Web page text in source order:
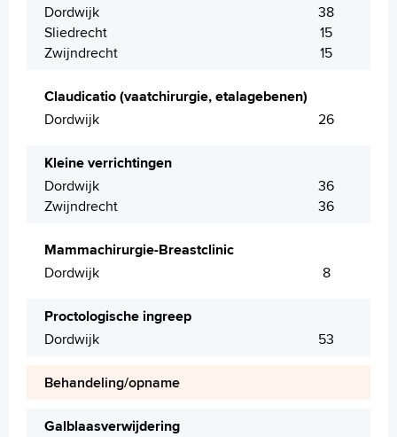
Dordwijk
38
Sliedrecht
15
Zwijndrecht
15
Claudicatio (vaatchirurgie, etalagebenen)
Dordwijk
26
Kleine verrichtingen
Dordwijk
36
Zwijndrecht
36
Mammachirurgie-Breastclinic
Dordwijk
8
Proctologische ingreep
Dordwijk
53
Behandeling/opname
Galblaasverwijdering